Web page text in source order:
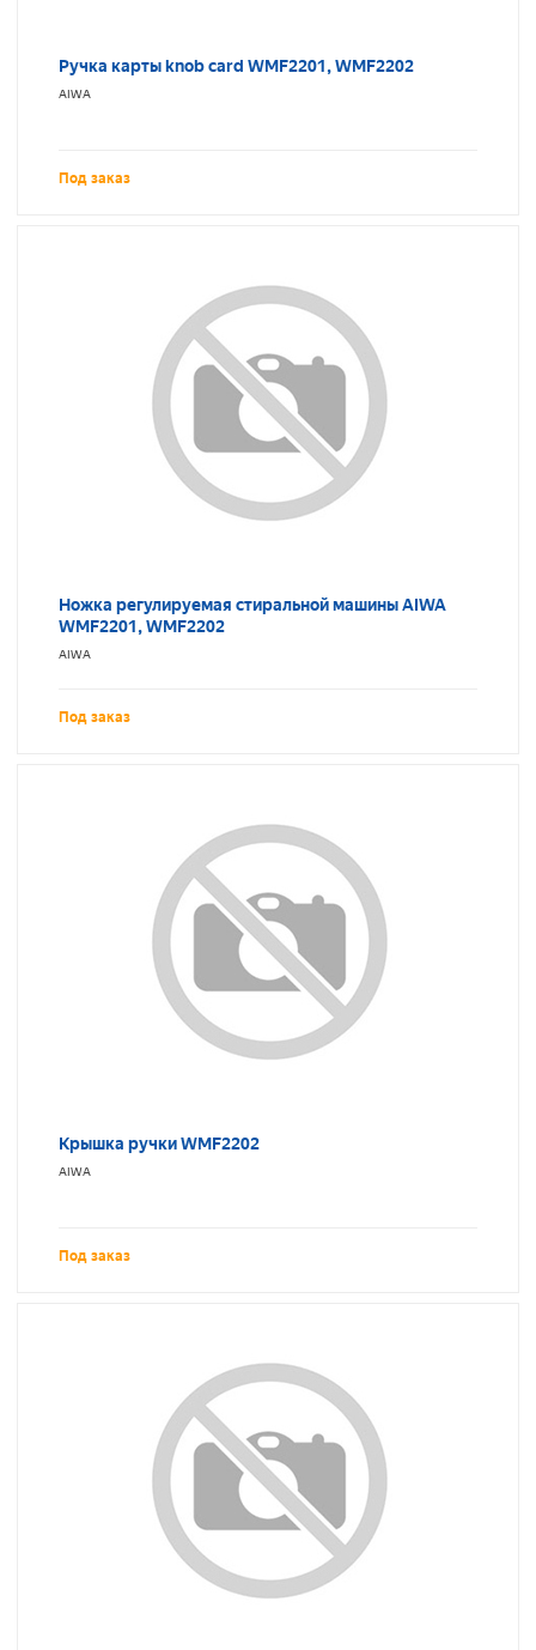
Ручка карты knob card WMF2201, WMF2202
AIWA
Под заказ
Ножка регулируемая стиральной машины AIWA
WMF2201, WMF2202
AIWA
Под заказ
Крышка ручки WMF2202
AIWA
Под заказ